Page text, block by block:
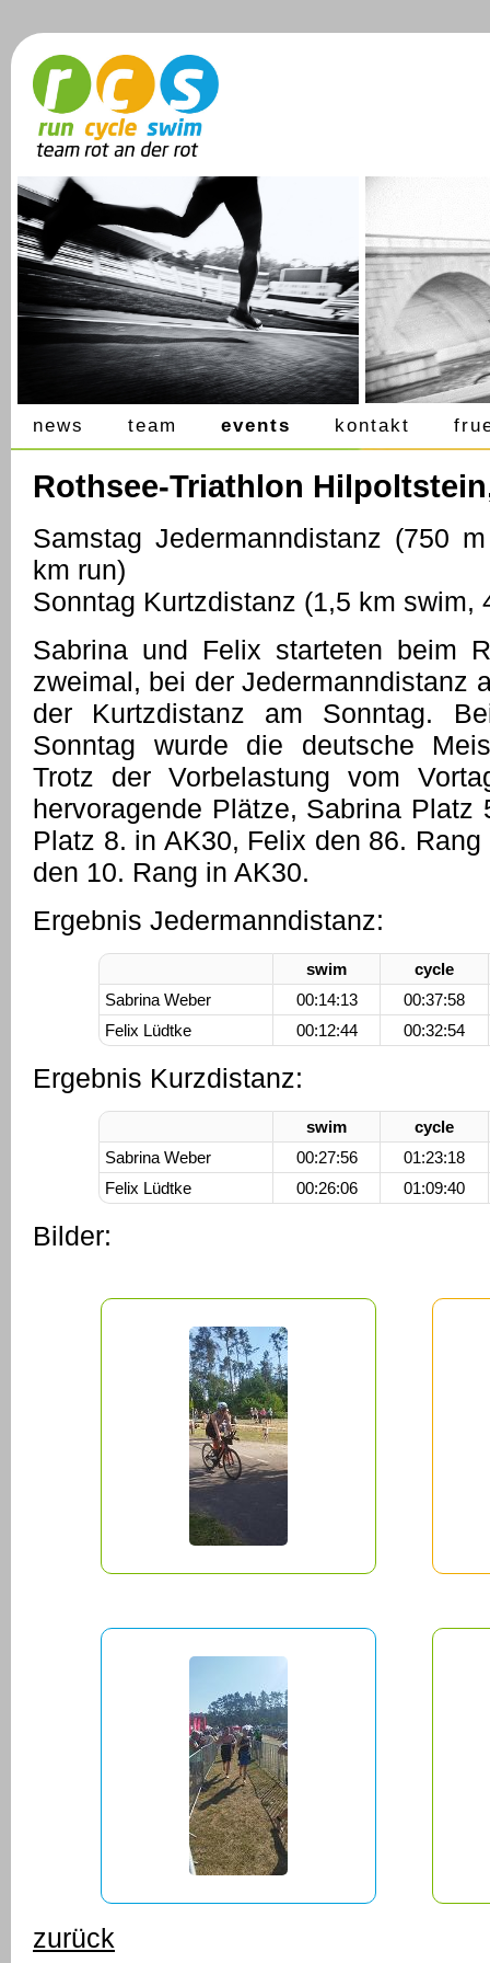
news team events kontakt
Rothsee-Triathlon
Samstag Jedermanndistanz (750
km run)
Sonntag Kurtzdistanz (1,5 km swim,
Sabrina und Felix starteten beim
zweimal, bei der Jedermanndistanz
der Kurtzdistanz am Sonntag.
Sonntag wurde die deutsche
Trotz der Vorbelastung vom
hervoragende Plätze, Sabrina Platz
Platz 8. in AK30, Felix den 86.
den 10. Rang in AK30.
Ergebnis Jedermanndistanz:
swim
cycle
Sabrina Weber
00:14:13
00:37:58
Felix Lüdtke
00:12:44 00:32:54
Ergebnis Kurzdistanz:
swim
cycle
Sabrina Weber
00:27:56
01:23:18
Felix Lüdtke
00:26:06 01:09:40
Bilder:
zurück